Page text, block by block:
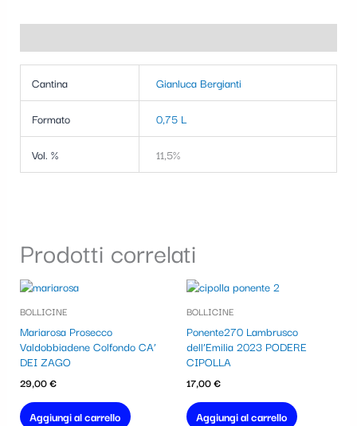
Cantina Gianluca Bergianti
Formato 0,75 L
Vol. % 11,5%
Prodotti correlati
BOLLICINE
Mariarosa Prosecco
Valdobbiadene Colfondo CA’
DEI ZAGO
29,00€
Aggiungi al carrello
BOLLICINE
Ponente270 Lambrusco
dell’Emilia 2023 PODERE
CIPOLLA
17,00€
Aggiungi al carrello